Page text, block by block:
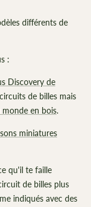
différents de
:
Discovery de
de billes mais
en bois.
miniatures
qu'il te faille
de billes plus
indiqués avec des